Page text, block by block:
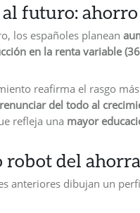
futuro:
los españoles planean
en la renta variable
reafirma el rasgo
del todo al
refleja una mayor
robot del
anteriores dibujan un